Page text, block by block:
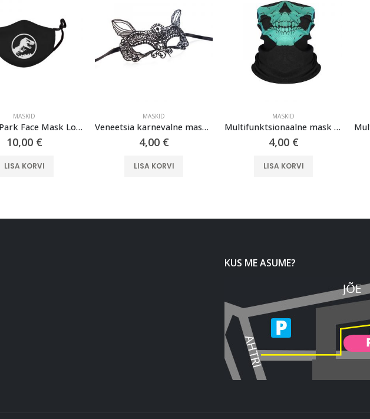
MASKID
Jurassic Park Face Mask Logo
10,00 €
LISA KORVI
MASKID
Veneetsia karnevalne mask “Siena”
4,00 €
LISA KORVI
MASKID
Multifunktsionaalne mask “Skull” (Roheline)
4,00 €
LISA KORVI
KUS ME ASUME?